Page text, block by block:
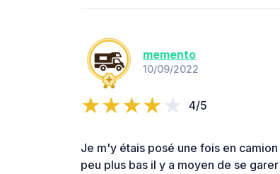
memento
10/09/2022
4/5
Je m'y étais posé une fois en
peu plus bas il y a moyen de se